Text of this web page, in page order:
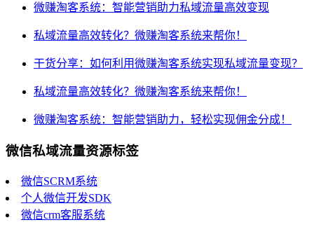
微赚淘客系统：智能营销助力私域流量高效变现
私域流量高效转化？微赚淘客系统来帮你！
干货分享：如何利用微赚淘客系统实现私域流量变现？
私域流量高效转化？微赚淘客系统来帮你！
微赚淘客系统：智能营销助力，轻松实现佣金分成！
微信私域流量资源标签
微信SCRM系统
个人微信开发SDK
微信crm客服系统